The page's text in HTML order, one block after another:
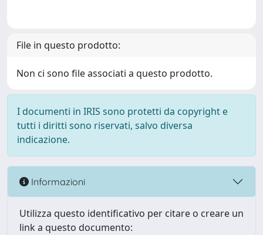
File in questo prodotto:
Non ci sono file associati a questo prodotto.
I documenti in IRIS sono protetti da copyright e
tutti i diritti sono riservati, salvo diversa
indicazione.
Informazioni
Utilizza questo identificativo per citare o creare un
link a questo documento: